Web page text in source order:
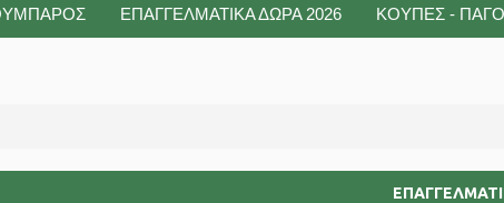
ΕΠΑΓΓΕΛΜΑΤΙΚΑ ΔΩΡΑ 2026 ΚΟΥΠΕΣ -